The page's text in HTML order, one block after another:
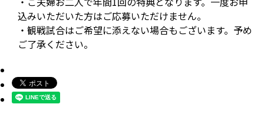
込みいただいた方はご応募いただけません。
・観戦試合はご希望に添えない場合もございます。予め
ご了承ください。